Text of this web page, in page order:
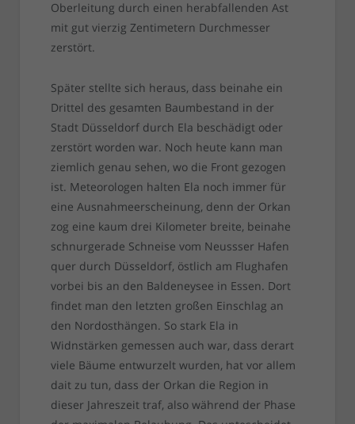
Oberleitung durch einen herabfallenden Ast
mit gut vierzig Zentimetern Durchmesser
zerstört.
Später stellte sich heraus, dass beinahe ein
Drittel des gesamten Baumbestand in der
Stadt Düsseldorf durch Ela beschädigt oder
zerstört worden war. Noch heute kann man
ziemlich genau sehen, wo die Front gezogen
ist. Meteorologen halten Ela noch immer für
eine Ausnahmeerscheinung, denn der Orkan
zog eine kaum drei Kilometer breite, beinahe
schnurgerade Schneise vom Neussser Hafen
quer durch Düsseldorf, östlich am Flughafen
vorbei bis an den Baldeneysee in Essen. Dort
findet man den letzten großen Einschlag an
den Nordosthängen. So stark Ela in
Widnstärken gemessen auch war, dass derart
viele Bäume entwurzelt wurden, hat vor allem
dait zu tun, dass der Orkan die Region in
dieser Jahreszeit traf, also während der Phase